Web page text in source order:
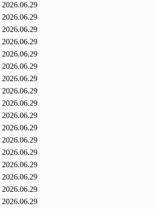
2026.06.29
2026.06.29
2026.06.29
2026.06.29
2026.06.29
2026.06.29
2026.06.29
2026.06.29
2026.06.29
2026.06.29
2026.06.29
2026.06.29
2026.06.29
2026.06.29
2026.06.29
2026.06.29
2026.06.29